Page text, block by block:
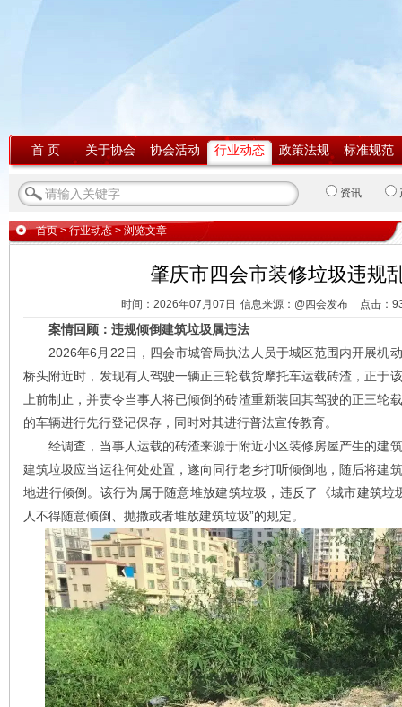
首 页 关于协会 协会活动 行业动态 政策法规 标准规范
资讯
首页>行业动态 > 浏览文章
肇庆市四会市装修垃圾违规
时间：2026年07月07日 信息来源：@四会发布 点击：
案情回顾：违规倾倒建筑垃圾属违法
2026年6月22日，四会市城管局执法人员于城区范围内开展机
桥头附近时，发现有人驾驶一辆正三轮载货摩托车运载砖渣，正于
上前制止，并责令当事人将已倾倒的砖渣重新装回其驾驶的正三轮
的车辆进行先行登记保存，同时对其进行普法宣传教育。
经调查，当事人运载的砖渣来源于附近小区装修房屋产生的建
建筑垃圾应当运往何处处置，遂向同行老乡打听倾倒地，随后将建
地进行倾倒。该行为属于随意堆放建筑垃圾，违反了《城市建筑垃
人不得随意倾倒、抛撒或者堆放建筑垃圾”的规定。